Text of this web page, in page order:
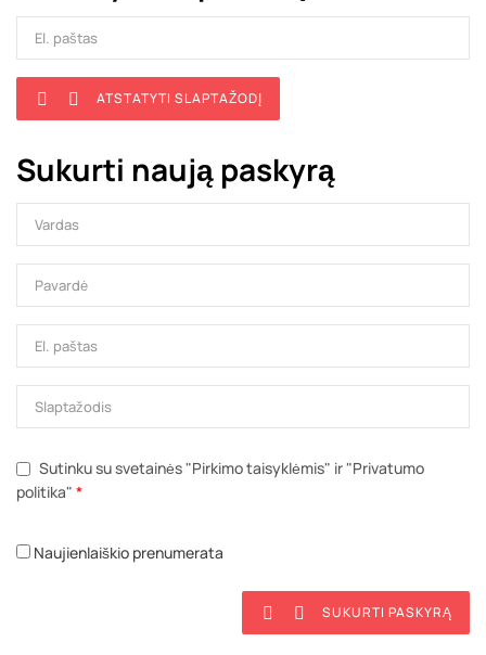
  ATSTATYTI SLAPTAŽODĮ
Sukurti naują paskyrą
Sutinku su svetainės "Pirkimo taisyklėmis" ir "Privatumo
politika" *
Naujienlaiškio prenumerata
  SUKURTI PASKYRĄ